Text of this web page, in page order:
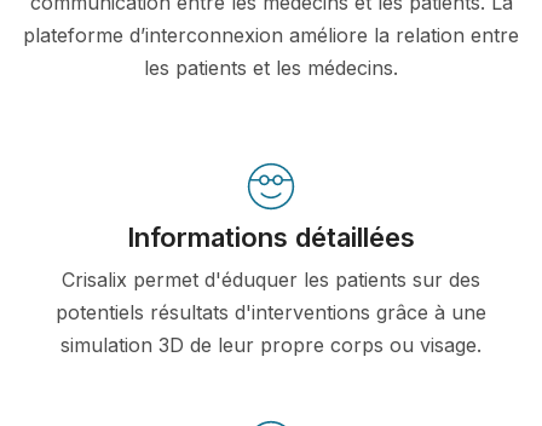
plateforme d’interconnexion améliore la relation entre
les patients et les médecins.
Informations détaillées
Crisalix permet d'éduquer les patients sur des
potentiels résultats d'interventions grâce à une
simulation 3D de leur propre corps ou visage.